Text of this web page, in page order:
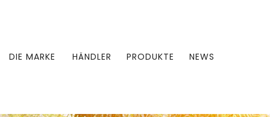
DIE MARKE HÄNDLER PRODUKTE NEWS